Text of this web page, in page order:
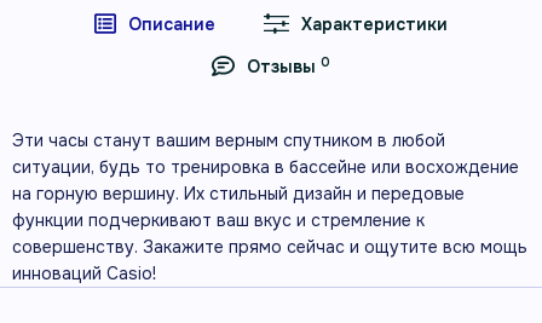
Описание
Характеристики
Отзывы 0
Эти часы станут вашим верным спутником в любой
ситуации, будь то тренировка в бассейне или восхождение
на горную вершину. Их стильный дизайн и передовые
функции подчеркивают ваш вкус и стремление к
совершенству. Закажите прямо сейчас и ощутите всю мощь
инноваций Casio!